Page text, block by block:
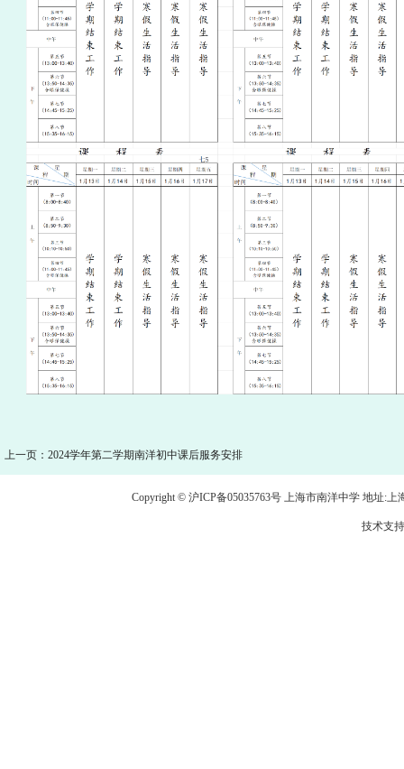
上一页：2024学年第二学期南洋初中课后服务安排
Copyright © 沪ICP备05035763号 上海市南洋中学 地址:上
技术支